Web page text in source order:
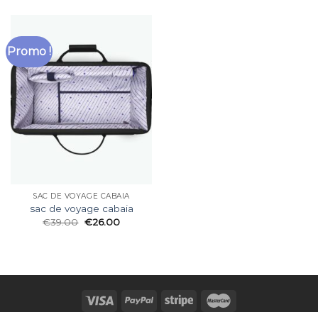
Promo !
SAC DE VOYAGE CABAIA
sac de voyage cabaia
€39.00 €26.00